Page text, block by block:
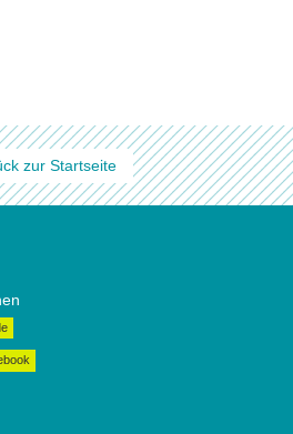
zur Startseite